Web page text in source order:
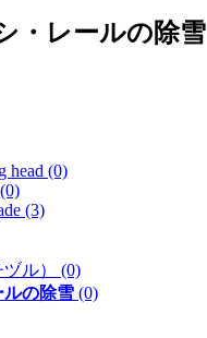
・レールの除雪
head (0)
(0)
(3)
ル） (0)
ルの除雪 (0)